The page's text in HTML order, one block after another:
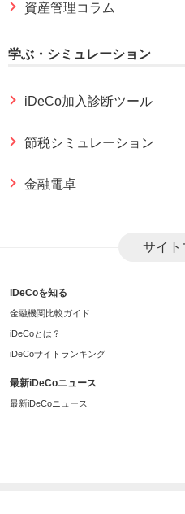
資産管理コラム
学ぶ・シミュレーション
iDeCo加入診断ツール
節税シミュレーション
金融電卓
サイト
iDeCoを知る
金融機関比較ガイド
iDeCoとは？
iDeCoサイトランキング
最新iDeCoニュース
最新iDeCoニュース